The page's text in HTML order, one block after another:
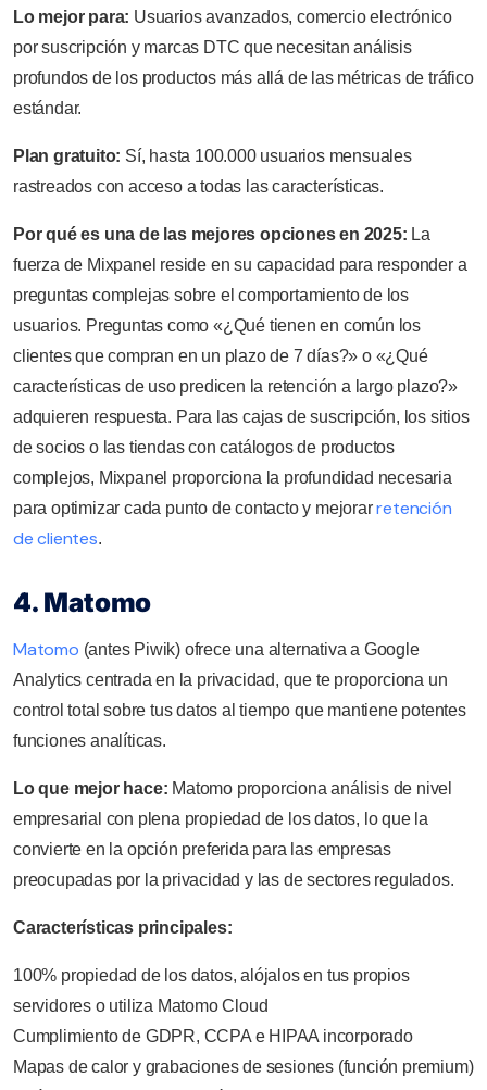
Lo mejor para: Usuarios avanzados, comercio electrónico
por suscripción y marcas DTC que necesitan análisis
profundos de los productos más allá de las métricas de tráfico
estándar.
Plan gratuito: Sí, hasta 100.000 usuarios mensuales
rastreados con acceso a todas las características.
Por qué es una de las mejores opciones en 2025: La
fuerza de Mixpanel reside en su capacidad para responder a
preguntas complejas sobre el comportamiento de los
usuarios. Preguntas como «¿Qué tienen en común los
clientes que compran en un plazo de 7 días?» o «¿Qué
características de uso predicen la retención a largo plazo?»
adquieren respuesta. Para las cajas de suscripción, los sitios
de socios o las tiendas con catálogos de productos
complejos, Mixpanel proporciona la profundidad necesaria
para optimizar cada punto de contacto y mejorarretención
de clientes.
4. Matomo
Matomo (antes Piwik) ofrece una alternativa a Google
Analytics centrada en la privacidad, que te proporciona un
control total sobre tus datos al tiempo que mantiene potentes
funciones analíticas.
Lo que mejor hace: Matomo proporciona análisis de nivel
empresarial con plena propiedad de los datos, lo que la
convierte en la opción preferida para las empresas
preocupadas por la privacidad y las de sectores regulados.
Características principales:
100% propiedad de los datos, alójalos en tus propios
servidores o utiliza Matomo Cloud
Cumplimiento de GDPR, CCPA e HIPAA incorporado
Mapas de calor y grabaciones de sesiones (función premium)